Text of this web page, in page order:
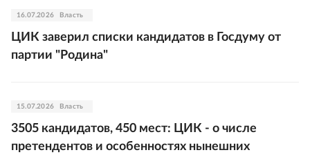
16.07.2026 Власть
ЦИК заверил списки кандидатов в Госдуму от
партии "Родина"
15.07.2026 Власть
3505 кандидатов, 450 мест: ЦИК - о числе
претендентов и особенностях нынешних